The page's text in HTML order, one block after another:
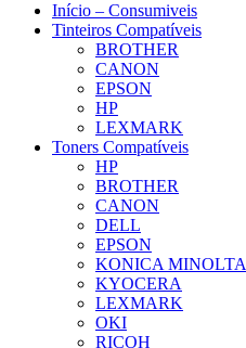
Início – Consumiveis
Tinteiros Compatíveis
BROTHER
CANON
EPSON
HP
LEXMARK
Toners Compatíveis
HP
BROTHER
CANON
DELL
EPSON
KONICA MINOLTA
KYOCERA
LEXMARK
OKI
RICOH